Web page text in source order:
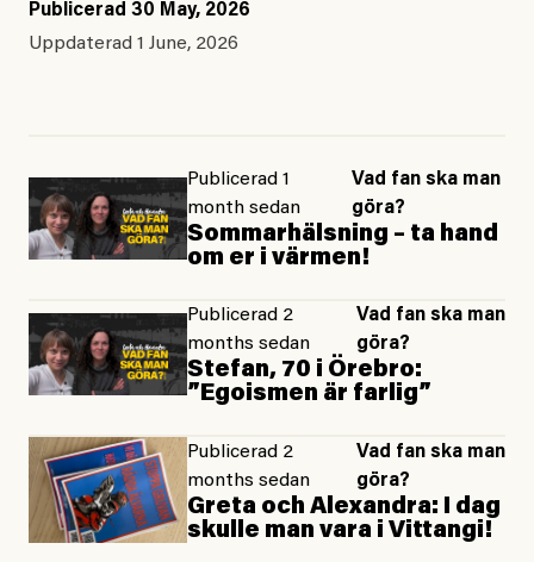
Publicerad 30 May, 2026
Uppdaterad 1 June, 2026
Publicerad 1
month sedan
Vad fan ska man
göra?
Sommarhälsning – ta hand
om er i värmen!
Publicerad 2
months sedan
Vad fan ska man
göra?
Stefan, 70 i Örebro:
”Egoismen är farlig”
Publicerad 2
months sedan
Vad fan ska man
göra?
Greta och Alexandra: I dag
skulle man vara i Vittangi!